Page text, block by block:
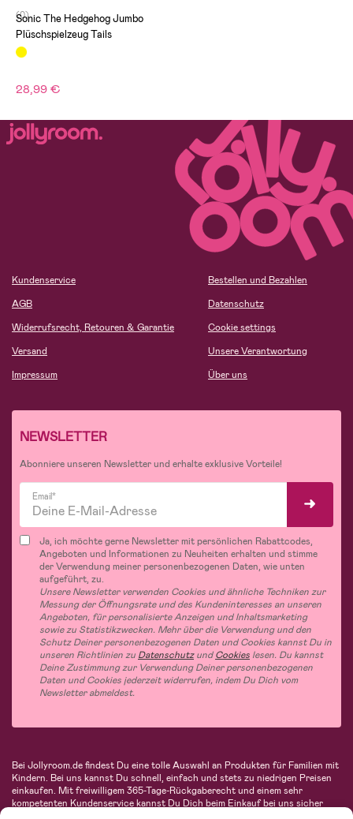
(0)
Sonic The Hedgehog Jumbo
Plüschspielzeug Tails
28,99 €
Kundenservice
AGB
Widerrufsrecht, Retouren & Garantie
Versand
Impressum
Bestellen und Bezahlen
Datenschutz
Cookie settings
Unsere Verantwortung
Über uns
NEWSLETTER
Abonniere unseren Newsletter und erhalte exklusive Vorteile!
Email*
Ja, ich möchte gerne Newsletter mit persönlichen Rabattcodes,
Angeboten und Informationen zu Neuheiten erhalten und stimme
der Verwendung meiner personenbezogenen Daten, wie unten
aufgeführt, zu.
Unsere Newsletter verwenden Cookies und ähnliche Techniken zur
Messung der Öffnungsrate und des Kundeninteresses an unseren
Angeboten, für personalisierte Anzeigen und Inhaltsmarketing
sowie zu Statistikzwecken. Mehr über die Verwendung und den
Schutz Deiner personenbezogenen Daten und Cookies kannst Du in
unseren Richtlinien zu DatenschutzundCookies lesen. Du kannst
Deine Zustimmung zur Verwendung Deiner personenbezogenen
Daten und Cookies jederzeit widerrufen, indem Du Dich vom
Newsletter abmeldest.
Bei Jollyroom.de findest Du eine tolle Auswahl an Produkten für Familien mit
Kindern. Bei uns kannst Du schnell, einfach und stets zu niedrigen Preisen
einkaufen. Mit freiwilligem 365-Tage-Rückgaberecht und einem sehr
kompetenten Kundenservice kannst Du Dich beim Einkauf bei uns sicher